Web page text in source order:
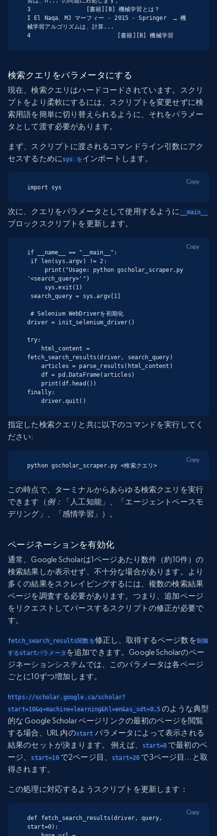
3                [書籍][B] 機械学習とは？
I El Naqa、MJ マーフィー - 2015 - Springer  … 機
械学習アルゴリズムは、計算...
4                         [書籍][B] 機械学習
検索クエリをパラメータにする
現在、検索クエリはハードコードされています。スクリ
プトをより柔軟にするには、スクリプトを変更せずに検
索用語を簡単に切り替えられるように、それをパラメー
タとして渡す必要があります。
まず、スクリプトに渡されるコマンドライン引数にアク
セスするためにsys をインポートします。
import sys
Copy
次に、クエリをパラメータとして使用するように __main__
ブロックスクリプトを更新します。
if __name__ == "__main__":
'<search_query>'")
# Selenium WebDriverを初期化
driver = init_selenium_driver()
try:
fetch_search_results(driver, search_query)
finally:
    driver.quit()
Copy
指定した検索クエリと共に以下のコマンドを実行してく
ださい:
python gscholar_scraper.py <検索クエリ>
Copy
この時点で、ターミナルからあらゆる検索クエリを実行
できます（例：
「人工知能」、「エージェントベースモ
デリング」、「感情学習」）。
ページネーションを有効化
通常、Google Scholarは1ページあたり数件（約10件）の
検索結果しか表示せず、不十分な場合があります。より
多くの結果をスクレイピングするには、複数の検索結果
ページを調査する必要があります。つまり、追加ページ
をリクエストしてパースするスクリプトの修正が必要で
す。
fetch_search_results関数を修正し、取得するページ数を制御
するstartパラメータ を追加できます。Google Scholarのペー
ジネーションシステムでは、このパラメータは各ページ
ごとに10ずつ増加します。
https://scholar.google.ca/scholar?
start=10&q=machine+learning&hl=en&as_sdt=0,5 のような典型
的な Google Scholar ページリンクの最初のページを閲覧
する場合、URL 内のstart パラメータによって表示される
結果のセットが決まります。 例えば、
start=0 で最初のペ
ージ、
start=10で2ページ目、 start=20 で3ページ目…と取
得されます。
この処理に対応するようスクリプトを更新します：
def fetch_search_results(driver, query,
start=0):
Copy